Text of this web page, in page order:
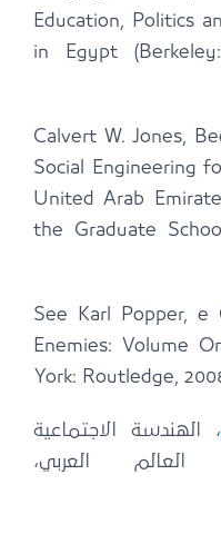
Education, Politics
in Egypt
[6] . Calvert W. Jones,
Social Engineering
United Arab
the Graduate
[7] . See Karl
Enemies: Volume
York: Routledge,
، الهندسة الاجتماعية
العربي،